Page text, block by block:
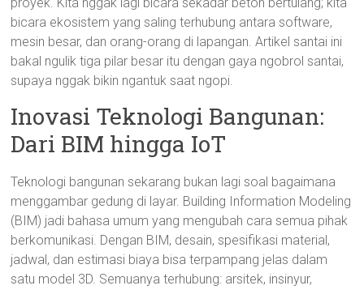
bicara ekosistem yang saling terhubung antara software,
mesin besar, dan orang-orang di lapangan. Artikel santai ini
bakal ngulik tiga pilar besar itu dengan gaya ngobrol santai,
supaya nggak bikin ngantuk saat ngopi.
Inovasi Teknologi Bangunan:
Dari BIM hingga IoT
Teknologi bangunan sekarang bukan lagi soal bagaimana
menggambar gedung di layar. Building Information Modeling
(BIM) jadi bahasa umum yang mengubah cara semua pihak
berkomunikasi. Dengan BIM, desain, spesifikasi material,
jadwal, dan estimasi biaya bisa terpampang jelas dalam
satu model 3D. Semuanya terhubung: arsitek, insinyur,